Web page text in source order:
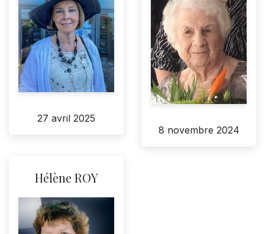
27 avril 2025
8 novembre 2024
Hélène ROY